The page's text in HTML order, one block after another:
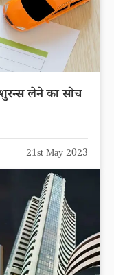
लेने का सोच
21st May 2023